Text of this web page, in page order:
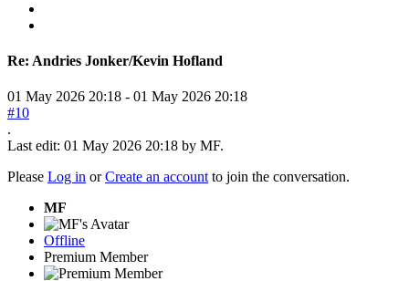
Re: Andries Jonker/Kevin Hofland
01 May 2026 20:18 - 01 May 2026 20:18
#10
.
Last edit: 01 May 2026 20:18 by MF.
Please Log in orCreate an account to join the conversation.
MF
Offline
Premium Member